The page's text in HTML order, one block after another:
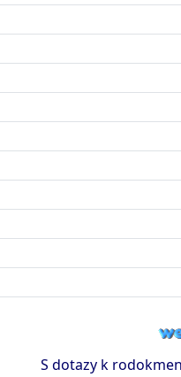
S dotazy k